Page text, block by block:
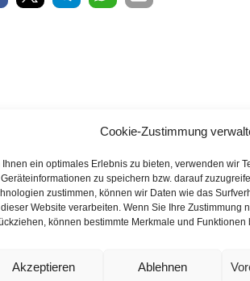
Cookie-Zustimmung
Ihnen ein optimales Erlebnis zu bieten, verwenden wir
zu speichern bzw. darauf
zustimmen, können wir Daten wie das
Website verarbeiten. Wenn Sie Ihre Zustimmung
können bestimmte Merkmale und Funktionen
Akzeptieren Ablehnen